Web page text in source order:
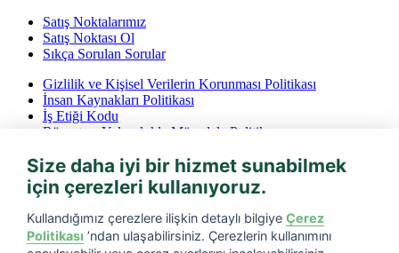
Satış Noktalarımız
Satış Noktası Ol
Sıkça Sorulan Sorular
Gizlilik ve Kişisel Verilerin Korunması Politikası
İnsan Kaynakları Politikası
İş Etiği Kodu
Rüşvet ve Yolsuzlukla Mücadele Politikası
Bilgi Toplumu Hizmetleri
Tarfin mobil’i indirin
Size daha iyi bir hizmet sunabilmek
için çerezleri kullanıyoruz.
Kullandığımız çerezlere ilişkin detaylı bilgiye Çerez
Politikası ’ndan ulaşabilirsiniz. Çerezlerin kullanımını